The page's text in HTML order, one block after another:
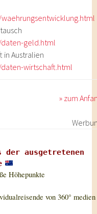
geld.html
in Australien
wirtschaft.html
» zum
ausgetretenen
Höhepunkte
von 360° medien